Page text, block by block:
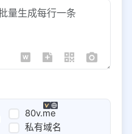
80v.me
私有域名